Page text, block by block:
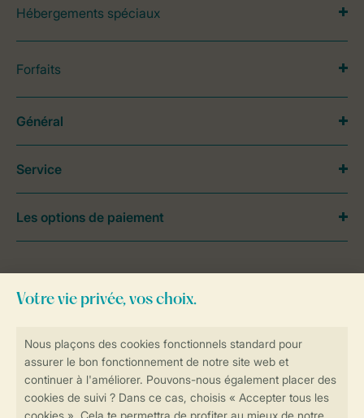
Hébergements spéciaux
Forfaits
contactez notreContact Center.
Général
Service
Les options de paiement